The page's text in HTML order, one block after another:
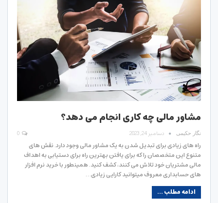
مشاور مالی چه کاری انجام می دهد؟
نگار حکیمی دسامبر 24, 2023
راه های زیادی برای تبدیل شدن به یک مشاور مالی وجود دارد. نقش های
متنوع این متخصصان را که برای یافتن بهترین راه برای دستیابی به اهداف
مالی مشتریان خود تلاش می کنند، کشف کنید. همینطور با خرید نرم افزار
های حسابداری معروف میتوانید کارایی زیادی…
ادامه مطلب ...